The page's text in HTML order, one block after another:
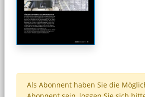
Als Abonnent haben Sie die